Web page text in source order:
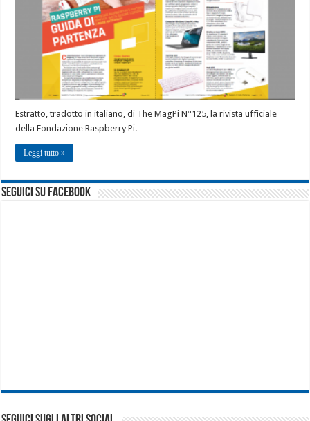
Estratto, tradotto in italiano, di The MagPi N°125, la rivista ufficiale
della Fondazione Raspberry Pi.
Leggi tutto »
seguici su facebook